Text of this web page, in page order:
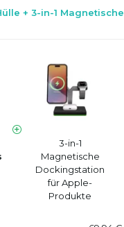
+ 3-in-1 Magnetische
3-in-1
Magnetische
Dockingstation
für Apple-
Produkte